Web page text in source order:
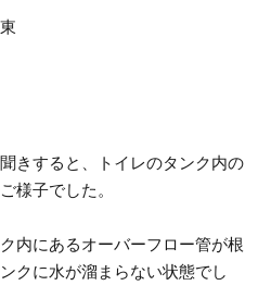
きすると、トイレのタンク内の
様子でした。
内にあるオーバーフロー管が根
クに水が溜まらない状態でし